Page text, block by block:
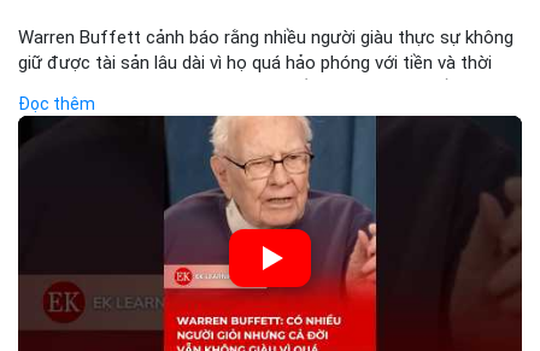
Warren Buffett cảnh báo rằng nhiều người giàu thực sự không
giữ được tài sản lâu dài vì họ quá hảo phóng với tiền và thời
nhuận tái đầu tư và suy giảm sức mạnh tăng trưởng danh mục.
Đối với nhà đầu tư crypto, giữ lại lợi nhuận để tái đầu tư vào
dự án tiềm năng quan trọng hơn chia sẻ quá mức. Cân bằng
đóng góp xã hội và bảo vệ tài sản giúp nhà đầu tư đạt được
bền vững tài chính mà Buffett đề cao.
🎥 Xem video trực tiếp tại:
Nguồn: KIEN THUC KINH TE
Đọc thêm